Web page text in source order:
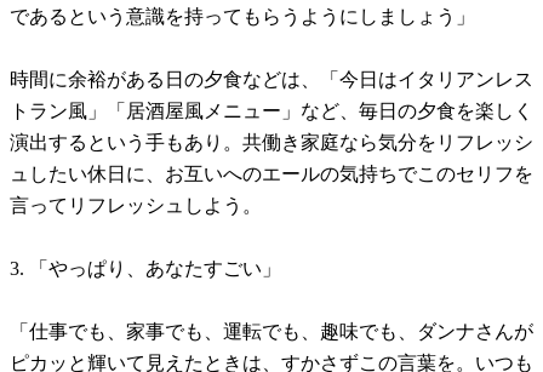
であるという意識を持ってもらうようにしましょう」
時間に余裕がある日の夕食などは、「今日はイタリアンレス
トラン風」「居酒屋風メニュー」など、毎日の夕食を楽しく
演出するという手もあり。共働き家庭なら気分をリフレッシ
ュしたい休日に、お互いへのエールの気持ちでこのセリフを
言ってリフレッシュしよう。
3. 「やっぱり、あなたすごい」
「仕事でも、家事でも、運転でも、趣味でも、ダンナさんが
ピカッと輝いて見えたときは、すかさずこの言葉を。いつも